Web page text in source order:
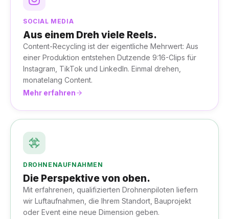
SOCIAL MEDIA
Aus einem Dreh viele Reels.
Content-Recycling ist der eigentliche Mehrwert: Aus
einer Produktion entstehen Dutzende 9:16-Clips für
Instagram, TikTok und LinkedIn. Einmal drehen,
monatelang Content.
Mehr erfahren
DROHNENAUFNAHMEN
Die Perspektive von oben.
Mit erfahrenen, qualifizierten Drohnenpiloten liefern
wir Luftaufnahmen, die Ihrem Standort, Bauprojekt
oder Event eine neue Dimension geben.